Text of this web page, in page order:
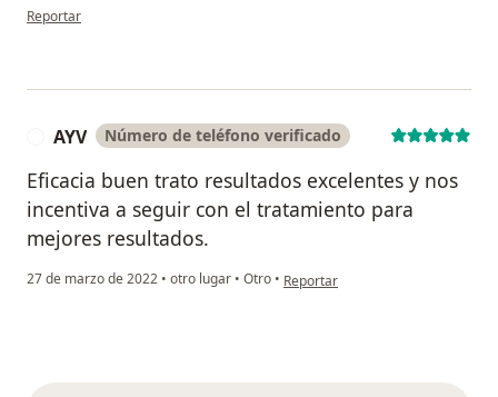
en opinión del usuario C. A.
Reportar
AYV Número de teléfono verificado
Eficacia buen trato resultados excelentes y nos
incentiva a seguir con el tratamiento para
mejores resultados.
27 de marzo de 2022 • otro lugar • Otro • en opinión del usuario AYV
Reportar